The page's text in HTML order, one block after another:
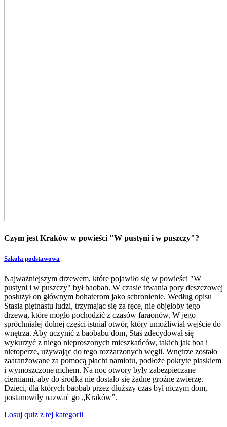
Czym jest Kraków w powieści "W pustyni i w puszczy"?
Szkoła podstawowa
Najważniejszym drzewem, które pojawiło się w powieści "W
pustyni i w puszczy" był baobab. W czasie trwania pory deszczowej
posłużył on głównym bohaterom jako schronienie. Według opisu
Stasia piętnastu ludzi, trzymając się za ręce, nie objęłoby tego
drzewa, które mogło pochodzić z czasów faraonów. W jego
spróchniałej dolnej części istniał otwór, który umożliwiał wejście do
wnętrza. Aby uczynić z baobabu dom, Staś zdecydował się
wykurzyć z niego nieproszonych mieszkańców, takich jak boa i
nietoperze, używając do tego rozżarzonych węgli. Wnętrze zostało
zaaranżowane za pomocą płacht namiotu, podłoże pokryte piaskiem
i wymoszczone mchem. Na noc otwory były zabezpieczane
cierniami, aby do środka nie dostało się żadne groźne zwierzę.
Dzieci, dla których baobab przez dłuższy czas był niczym dom,
postanowiły nazwać go „Kraków”.
Losuj quiz z tej kategorii